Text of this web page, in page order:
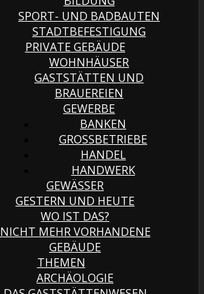
SPORT- UND BADBAUTEN
STADTBEFESTIGUNG
PRIVATE GEBÄUDE
WOHNHÄUSER
GASTSTÄTTEN UND
BRAUEREIEN
GEWERBE
BANKEN
GROSSBETRIEBE
HANDEL
HANDWERK
GEWÄSSER
GESTERN UND HEUTE
WO IST DAS?
NICHT MEHR VORHANDENE
GEBÄUDE
THEMEN
ARCHÄOLOGIE